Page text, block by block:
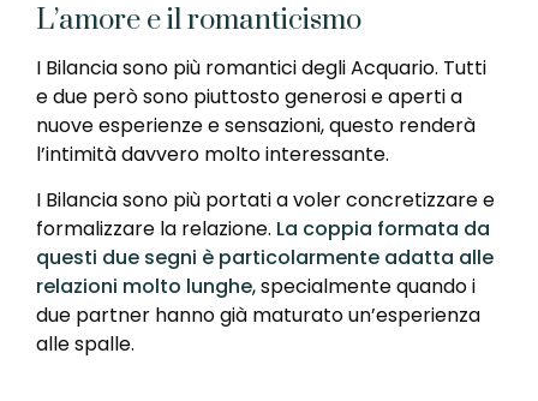
L’amore e il romanticismo
I Bilancia sono più romantici degli Acquario. Tutti
e due però sono piuttosto generosi e aperti a
nuove esperienze e sensazioni, questo renderà
l’intimità davvero molto interessante.
I Bilancia sono più portati a voler concretizzare e
formalizzare la relazione. La coppia formata da
questi due segni è particolarmente adatta alle
relazioni molto lunghe, specialmente quando i
due partner hanno già maturato un’esperienza
alle spalle.